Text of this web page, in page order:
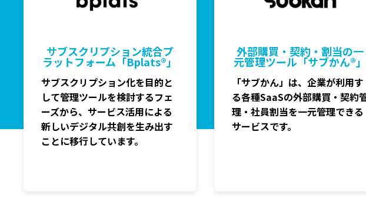
サブスクリプション統合プ
ラットフォーム 「Bplats®」
サブスクリプション化を目的と
して管理ツールを検討するフェ
ーズから、サービス活用による
新しいデジタル共創を生み出す
ことに移行しています。
外部購買・契約・割当の一
元管理ツール「サブかん®」
「サブかん」は、企業が利用す
る各種SaaSの外部購買・契約
理・社員割当を一元管理できる
サービスです。